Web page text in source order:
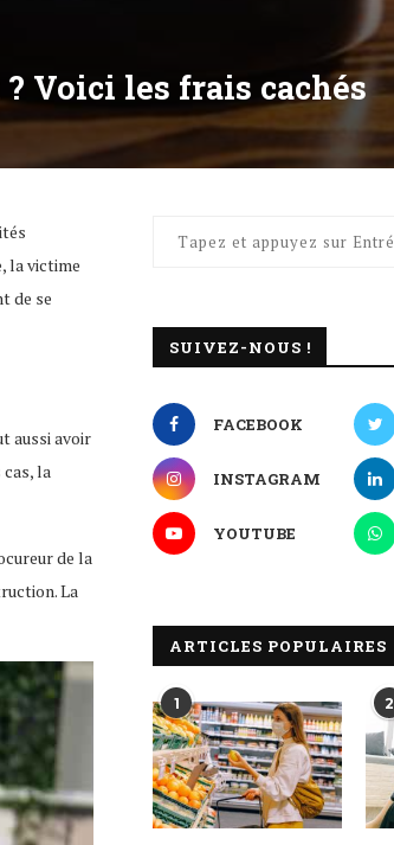
Voici les frais cachés
la victime
de se
aussi avoir
la
de la
La
SUIVEZ-NOUS !
FACEBOOK
INSTAGRAM
YOUTUBE
ARTICLES POPULAIRES
1 2